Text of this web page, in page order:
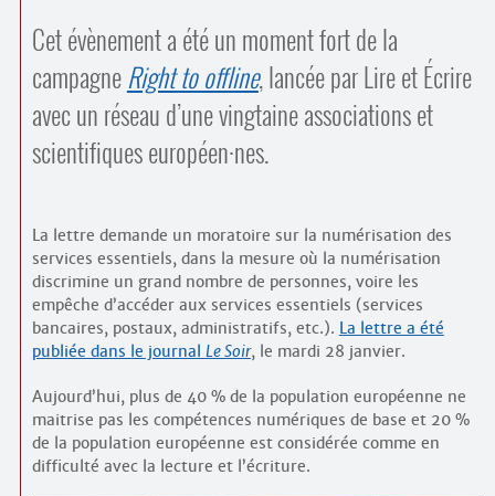
Cet évènement a été un moment fort de la
campagneRight to offline, lancée par Lire et Écrire
avec un réseau d’une vingtaine associations et
scientifiques européen·nes.
La lettre demande un moratoire sur la numérisation des
services essentiels, dans la mesure où la numérisation
discrimine un grand nombre de personnes, voire les
empêche d’accéder aux services essentiels (services
bancaires, postaux, administratifs, etc.). La lettre a été
publiée dans le journal Le Soir, le mardi 28 janvier.
Aujourd’hui, plus de 40 % de la population européenne ne
maitrise pas les compétences numériques de base et 20 %
de la population européenne est considérée comme en
difficulté avec la lecture et l’écriture.